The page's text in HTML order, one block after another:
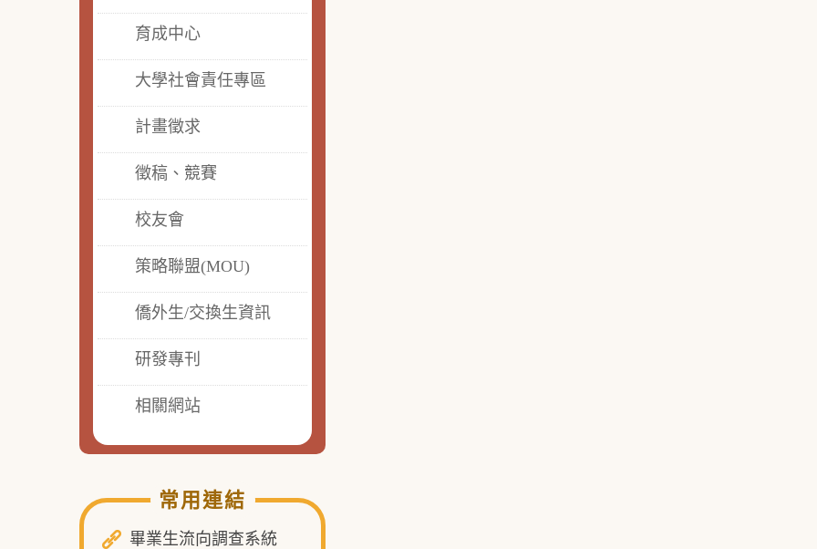
育成中心
大學社會責任專區
計畫徵求
徵稿、競賽
校友會
策略聯盟(MOU)
僑外生/交換生資訊
研發專刊
相關網站
常用連結
畢業生流向調查系統